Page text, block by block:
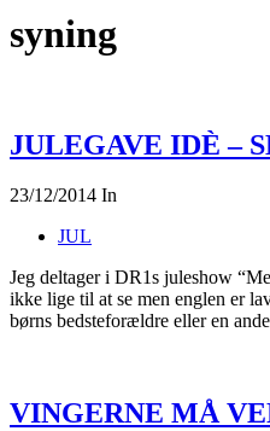
syning
JULEGAVE IDÈ –
23/12/2014 In
JUL
Jeg deltager i DR1s juleshow
ikke lige til at se men englen er
børns bedsteforældre eller en
VINGERNE MÅ